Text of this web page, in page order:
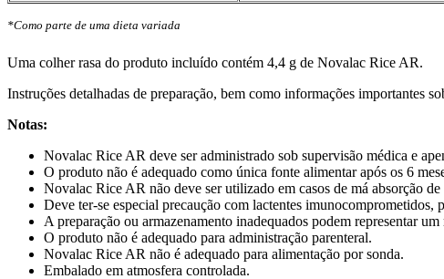
*Como parte de uma dieta variada
Uma colher rasa do produto incluído contém 4,4 g de Novalac Rice AR.
Instruções detalhadas de preparação, bem como informações importantes
Notas:
Novalac Rice AR deve ser administrado sob supervisão médica e
O produto não é adequado como única fonte alimentar após os 6
Novalac Rice AR não deve ser utilizado em casos de má absorção de
Deve ter-se especial precaução com lactentes imunocomprometidos,
A preparação ou armazenamento inadequados podem representar um
O produto não é adequado para administração parenteral.
Novalac Rice AR não é adequado para alimentação por sonda.
Embalado em atmosfera controlada.